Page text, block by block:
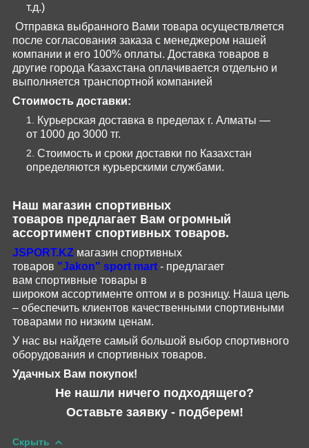
т.д.)
Отправка выбранного Вами товара осуществляется
после согласования заказа с менеджером нашей
компании и его 100% оплаты. Доставка товаров в
другие города Казахстана оплачивается отдельно и
выполняется транспортной компанией
Стоимость доставки:
Курьерская доставка в пределах г. Алматы —
от 1000 до 3000 тг.
Стоимость и сроки доставки по Казахстан
определяются курьерскими службами.
Наш магазин спортивных
товаров предлагает Вам огромный
ассортимент спортивных товаров.
JSPORT.KZ магазин спортивных
товаров "Jakon" sport mart - предлагает
вам спортивные товары в
широком ассортименте оптом и в розницу. Наша цель
– обеспечить клиентов качественными спортивными
товарами по низким ценам.
У нас вы найдете самый большой выбор спортивного
оборудования и спортивных товаров.
Удачных Вам покупок!
Не нашли ничего подходящего?
Оставьте заявку - подберем!
Скрыть